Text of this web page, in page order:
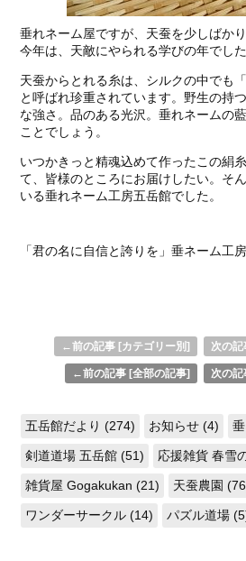
垂れネーム屋ですが、天蚕を少しばか
今年は、天敵にやられる学びの年でした
天蚕からとれる糸は、シルクの中でも
と呼ばれ珍重されています。野生の持
な強さ。品のある光沢。垂れネームの
ことでしょう。
いつかきっと精魂込めて作ったこの絹
て、皆様のところにお届けしたい。そ
いる垂れネーム工房五岳館でした。
「君の名に自信と誇りを」垂ネーム
←前の記事 [カテゴリー別] 次の
←前の記事 [全部の記事] 次の
五岳館だより (274) お知らせ (4)
剣道道場 五岳館 (51) 応援雑貨 春雪
雑貨屋 Gogakukan (21) 天蚕農園
ワンダーサークル (14) パズル道場